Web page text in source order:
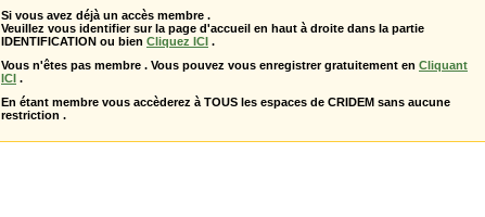
Si vous avez déjà un accès membre .
Veuillez vous identifier sur la page d'accueil en haut à droite dans la partie
IDENTIFICATION ou bien Cliquez ICI .
Vous n'êtes pas membre . Vous pouvez vous enregistrer gratuitement en Cliquant
ICI .
En étant membre vous accèderez à TOUS les espaces de CRIDEM sans aucune
restriction .